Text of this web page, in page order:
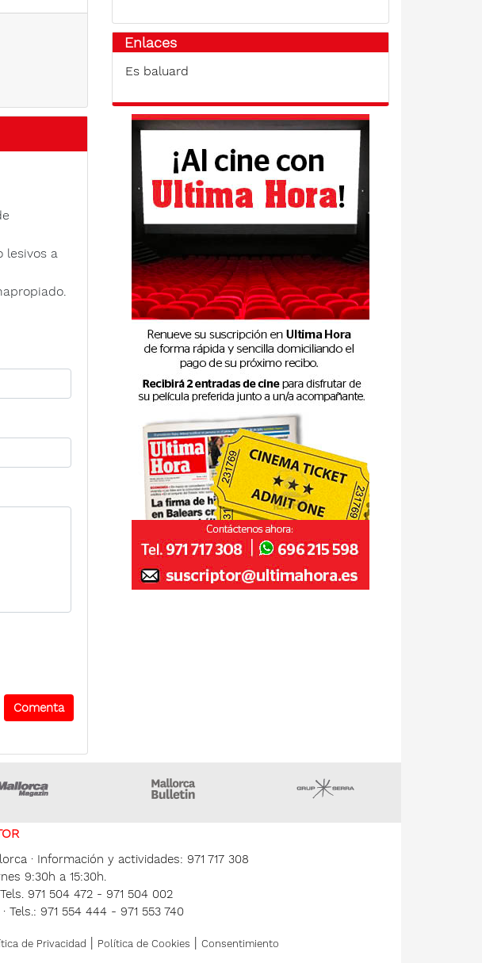
lesivos a
Enlaces
Es baluard
Majorca Daily Bulletin
· Información y actividades: 971 717 308
9:30h a 15:30h.
971 504 472 - 971 504 002
Tels.: 971 554 444 - 971 553 740
de Privacidad Política de Cookies Consentimiento